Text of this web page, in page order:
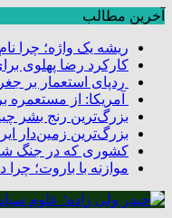
آخرین مطالب
ریشه یک واژه؛ چرا
کارکرد رضا پهلوی
ردپای استعمار بر
آمریکا: از مستعمره
بزرگ‌ترین رنج بشر
بزرگ‌ترین زمین‌دار
کشوری که در جنگ
موازنه با باروت؛